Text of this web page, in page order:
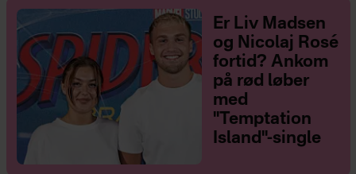
Er Liv Madsen
og Nicolaj Rosé
fortid? Ankom
på rød løber
med
"Temptation
Island"-single